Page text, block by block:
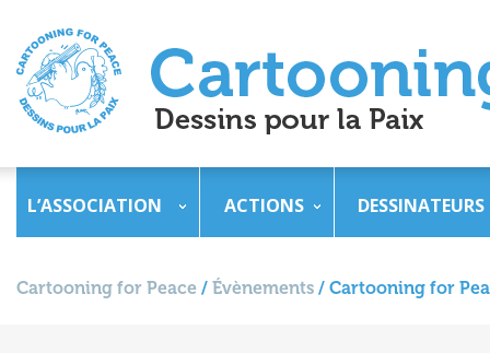
L’ASSOCIATION ACTIONS DESSINATEURS
Cartooning for Peace / Évènements / Cartooning for